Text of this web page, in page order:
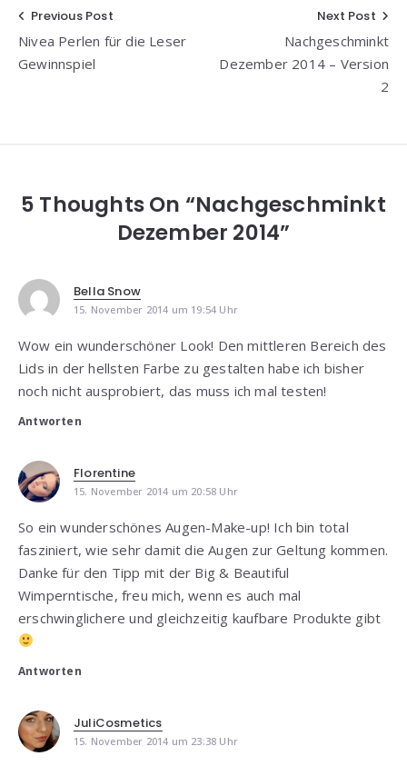
Beitragsnavigation
Previous Post
Nivea Perlen für die Leser
Gewinnspiel
Next Post
Nachgeschminkt
Dezember 2014 – Version
2
5 Thoughts On “Nachgeschminkt
Dezember 2014”
Bella Snow
15. November 2014 um 19:54 Uhr
Wow ein wunderschöner Look! Den mittleren Bereich des
Lids in der hellsten Farbe zu gestalten habe ich bisher
noch nicht ausprobiert, das muss ich mal testen!
Antworten
Florentine
15. November 2014 um 20:58 Uhr
So ein wunderschönes Augen-Make-up! Ich bin total
fasziniert, wie sehr damit die Augen zur Geltung kommen.
Danke für den Tipp mit der Big & Beautiful
Wimperntische, freu mich, wenn es auch mal
erschwinglichere und gleichzeitig kaufbare Produkte gibt
Antworten
JuliCosmetics
15. November 2014 um 23:38 Uhr